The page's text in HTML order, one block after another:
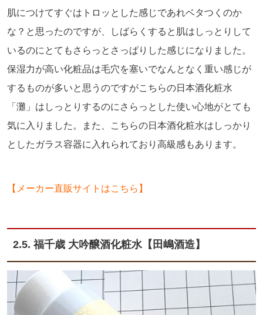
肌につけてすぐはトロッとした感じであれベタつくのか
な？と思ったのですが、しばらくすると肌はしっとりして
いるのにとてもさらっとさっぱりした感じになりました。
保湿力が高い化粧品は毛穴を塞いでなんとなく重い感じが
するものが多いと思うのですがこちらの日本酒化粧水
「灘」はしっとりするのにさらっとした使い心地がとても
気に入りました。また、こちらの日本酒化粧水はしっかり
としたガラス容器に入れられており高級感もあります。
【メーカー直販サイトはこちら】
2.5. 福千歳 大吟醸酒化粧水【田嶋酒造】